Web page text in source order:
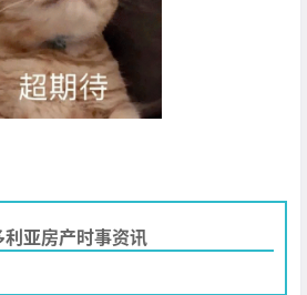
利亚房产时事资讯